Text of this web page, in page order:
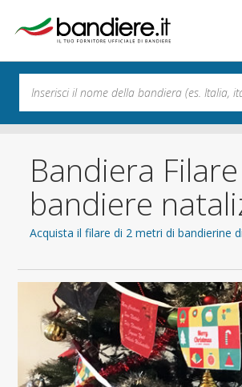
Bandiera
bandiere
Acquista il filare di 2 metri di bandierine